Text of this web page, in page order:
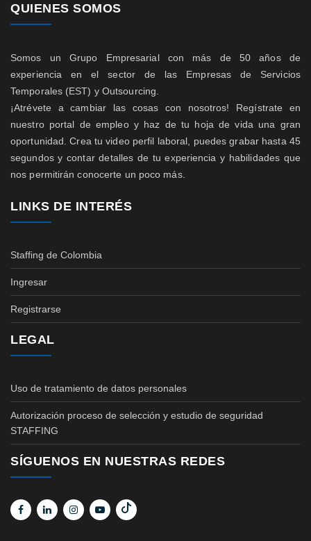
QUIENES SOMOS
Somos un Grupo Empresarial con más de 50 años de
experiencia en el sector de las Empresas de Servicios
Temporales (EST) y Outsourcing.
¡Atrévete a cambiar las cosas con nosotros! Regístrate en
nuestro portal de empleo y haz de tu hoja de vida una gran
oportunidad. Crea tu video perfil laboral, puedes grabar hasta 45
segundos y contar detalles de tu experiencia y habilidades que
nos permitirán conocerte un poco más.
LINKS DE INTERÉS
Staffing de Colombia
Ingresar
Registrarse
LEGAL
Uso de tratamiento de datos personales
Autorización proceso de selección y estudio de seguridad
STAFFING
SÍGUENOS EN NUESTRAS REDES